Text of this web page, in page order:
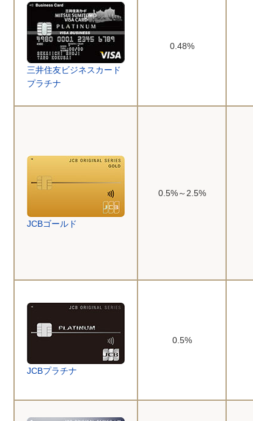
三井住友ビジネスカード
プラチナ
0.48%
JCBゴールド
0.5%～2.5%
JCBプラチナ
0.5%